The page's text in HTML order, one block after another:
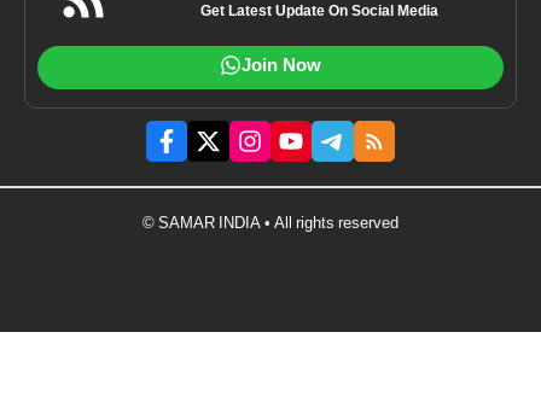
Get Latest Update On Social Media
Join Now
© SAMAR INDIA • All rights reserved